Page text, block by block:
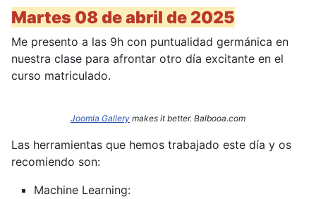
Martes 08 de abril de 2025
Me presento a las 9h con puntualidad germánica en
nuestra clase para afrontar otro día excitante en el
curso matriculado.
Joomla Gallery makes it better. Balbooa.com
Las herramientas que hemos trabajado este día y os
recomiendo son:
Machine Learning: